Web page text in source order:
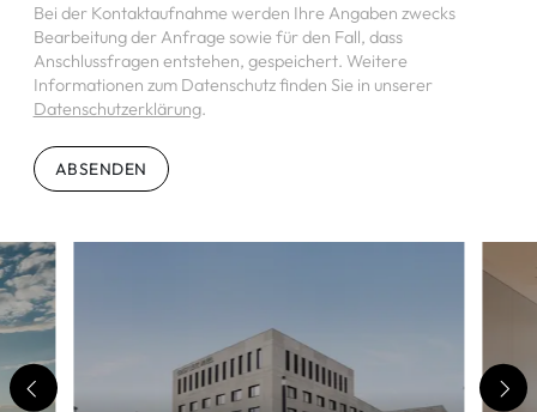
Bei der Kontaktaufnahme werden Ihre Angaben zwecks
Bearbeitung der Anfrage sowie für den Fall, dass
Anschlussfragen entstehen, gespeichert. Weitere
Informationen zum Datenschutz finden Sie in unserer
Datenschutzerklärung.
ABSENDEN